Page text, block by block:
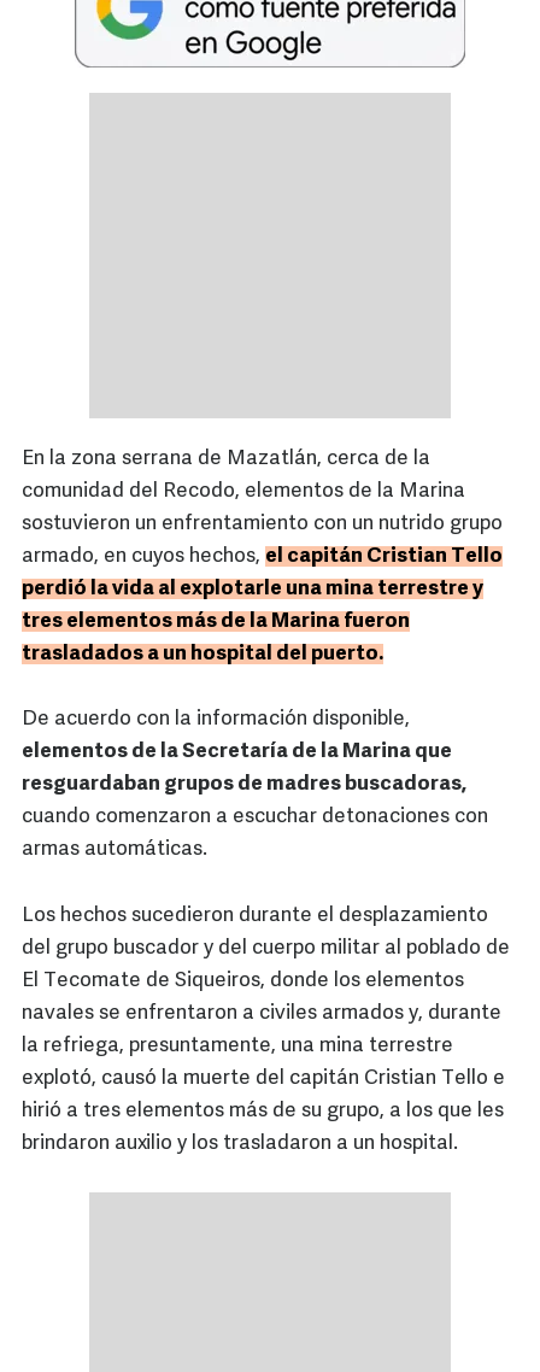
En la zona serrana de Mazatlán, cerca de la
comunidad del Recodo, elementos de la Marina
sostuvieron un enfrentamiento con un nutrido grupo
armado, en cuyos hechos, el capitán Cristian Tello
perdió la vida al explotarle una mina terrestre y
tres elementos más de la Marina fueron
trasladados a un hospital del puerto.
De acuerdo con la información disponible,
elementos de la Secretaría de la Marina que
resguardaban grupos de madres buscadoras,
cuando comenzaron a escuchar detonaciones con
armas automáticas.
Los hechos sucedieron durante el desplazamiento
del grupo buscador y del cuerpo militar al poblado de
El Tecomate de Siqueiros, donde los elementos
navales se enfrentaron a civiles armados y, durante
la refriega, presuntamente, una mina terrestre
explotó, causó la muerte del capitán Cristian Tello e
hirió a tres elementos más de su grupo, a los que les
brindaron auxilio y los trasladaron a un hospital.